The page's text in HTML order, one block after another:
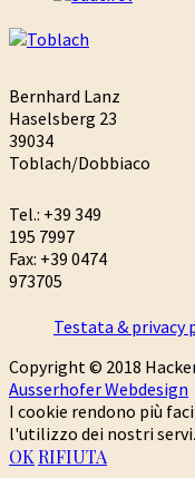
Bernhard Lanz
Haselsberg 23
39034
Toblach/Dobbiaco
Tel.: +39 349
195 7997
Fax: +39 0474
973705
Testata & privacy
Copyright © 2018
Ausserhofer Webdesign
I cookie rendono più
l'utilizzo dei nostri
OKRIFIUTA